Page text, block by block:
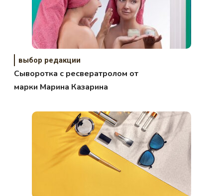
выбор редакции
Сыворотка с ресвератролом от
марки Марина Казарина